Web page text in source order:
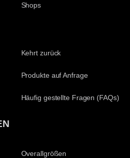
Shops
Kehrt zurück
Produkte auf Anfrage
Häufig gestellte Fragen (FAQs)
Overallgrößen